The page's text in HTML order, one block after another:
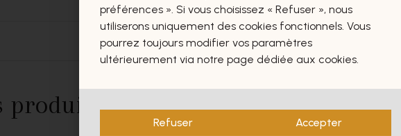
produits vous intéresseront
préférences ». Si vous choisissez « Refuser », nous
utiliserons uniquement des cookies fonctionnels. Vous
pourrez toujours modifier vos paramètres
ultérieurement via notre page dédiée aux cookies.
Refuser Accepter